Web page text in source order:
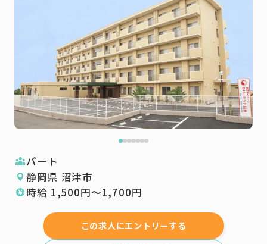
パート
静岡県 沼津市
時給 1,500円〜1,700円
この求人にエントリーする